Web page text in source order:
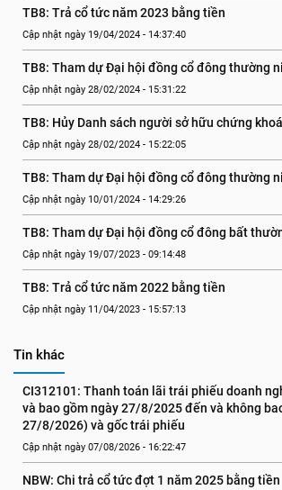
TB8: Trả cổ tức năm 2023 bằng tiền
Cập nhật ngày 19/04/2024 - 14:37:40
TB8: Tham dự Đại hội đồng cổ đông thường
Cập nhật ngày 28/02/2024 - 15:31:22
TB8: Hủy Danh sách người sở hữu chứng
Cập nhật ngày 28/02/2024 - 15:22:05
TB8: Tham dự Đại hội đồng cổ đông thường
Cập nhật ngày 10/01/2024 - 14:29:26
TB8: Tham dự Đại hội đồng cổ đông bất
Cập nhật ngày 19/07/2023 - 09:14:48
TB8: Trả cổ tức năm 2022 bằng tiền
Cập nhật ngày 11/04/2023 - 15:57:13
Tin khác
CI312101: Thanh toán lãi trái phiếu doanh
và bao gồm ngày 27/8/2025 đến và không
27/8/2026) và gốc trái phiếu
Cập nhật ngày 07/08/2026 - 16:22:47
NBW: Chi trả cổ tức đợt 1 năm 2025 bằng tiền